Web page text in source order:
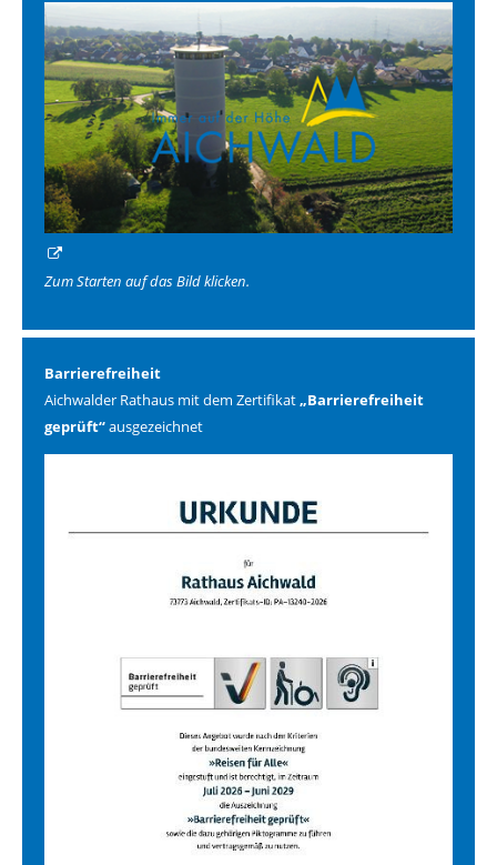
Zum Starten auf das Bild klicken.
Barrierefreiheit
Aichwalder Rathaus mit dem Zertifikat„Barrierefreiheit
geprüft“ausgezeichnet